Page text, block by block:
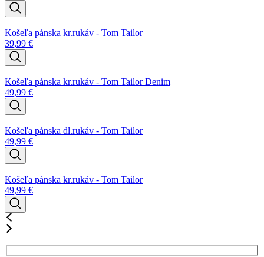
Košeľa pánska kr.rukáv - Tom Tailor
39,99 €
Košeľa pánska kr.rukáv - Tom Tailor Denim
49,99 €
Košeľa pánska dl.rukáv - Tom Tailor
49,99 €
Košeľa pánska kr.rukáv - Tom Tailor
49,99 €